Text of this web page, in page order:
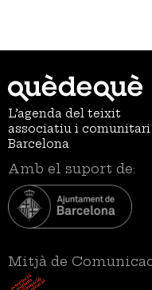
L’agenda del teixit
associatiu i comunitari
Barcelona
Amb el suport de:
Mitjà de